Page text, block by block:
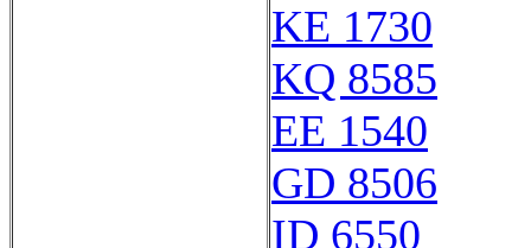
KE 1730
KQ 8585
EE 1540
GD 8506
ID 6550